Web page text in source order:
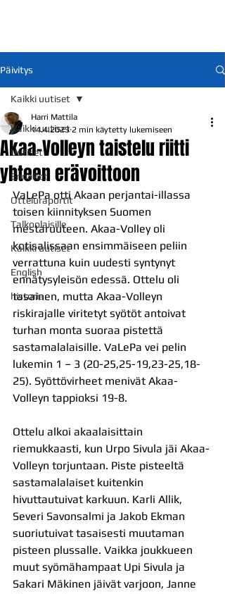
Päivitys
Kaikki uutiset
Uutiset
Ennakot
Otteluraportit
Talkoolaisille
Kaikki uutiset
English
historia
Kaikki uutiset
Akaa-Volleyn taistelu riitti
yhteen erävoittoon
Harri Mattila
14.4.2023 2 min käytetty lukemiseen
VaLePa otti Akaan perjantai-illassa
toisen kiinnityksen Suomen
mestaruuteen. Akaa-Volley oli
kotisalissaan ensimmäiseen peliin
verrattuna kuin uudesti syntynyt
ennätysyleisön edessä. Ottelu oli
tasainen, mutta Akaa-Volleyn
riskirajalle viritetyt syötöt antoivat
turhan monta suoraa pistettä
sastamalalaisille. VaLePa vei pelin
lukemin 1 – 3 (20-25,25-19,23-25,18-
25). Syöttövirheet menivät Akaa-
Volleyn tappioksi 19-8.
Ottelu alkoi akaalaisittain
riemukkaasti, kun Urpo Sivula jäi Akaa-
Volleyn torjuntaan. Piste pisteeltä
sastamalalaiset kuitenkin
hivuttautuivat karkuun. Karli Allik,
Severi Savonsalmi ja Jakob Ekman
suoriutuivat tasaisesti muutaman
pisteen plussalle. Vaikka joukkueen
muut syömähampaat Upi Sivula ja
Sakari Mäkinen jäivät varjoon, Janne